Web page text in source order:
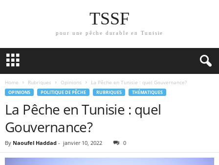
TSSF
pour une pêche durable en Tunisie
Home Rubriques Opinions La Pêche en Tunisie : quel Gouvernance?
OPINIONS POLITIQUE DE PÊCHE RUBRIQUES THÉMATIQUES
La Pêche en Tunisie : quel
Gouvernance?
By Naoufel Haddad - janvier 10, 2022 0